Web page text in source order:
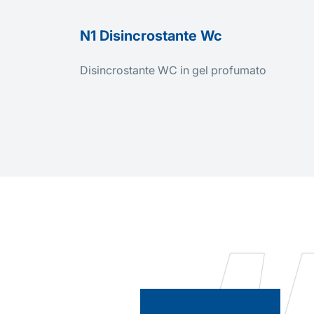
N1 Disincrostante Wc
Disincrostante WC in gel profumato